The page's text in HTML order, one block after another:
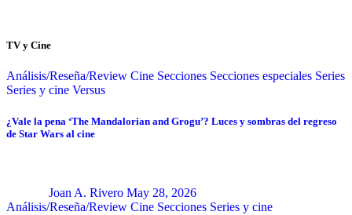
TV y Cine
Análisis/Reseña/Review Cine Secciones Secciones especiales Series
Series y cine Versus
¿Vale la pena ‘The Mandalorian and Grogu’? Luces y sombras del regreso
de Star Wars al cine
Joan A. Rivero May 28, 2026
Análisis/Reseña/Review Cine Secciones Series y cine